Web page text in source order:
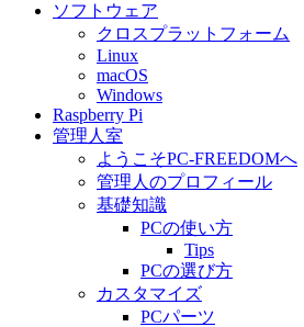
ソフトウェア
クロスプラットフォーム
Linux
macOS
Windows
Raspberry Pi
管理人室
ようこそPC-FREEDOMへ
管理人のプロフィール
基礎知識
PCの使い方
Tips
PCの選び方
カスタマイズ
PCパーツ